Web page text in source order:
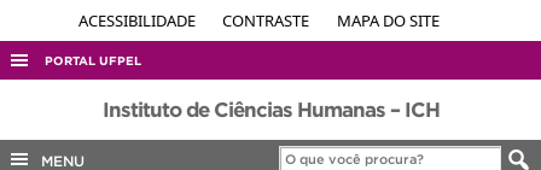
ACESSIBILIDADE CONTRASTE MAPA DO SITE
PORTAL UFPEL
ACESSO À INFORMAÇÃO
AUDITORIA
Instituto de Ciências Humanas – ICH
MENU